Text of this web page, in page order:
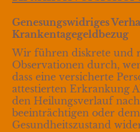
Genesungswidriges
Krankentagegeldbezug
Wir führen diskrete und
Observationen durch,
dass eine versicherte
attestierten Erkrankung
den Heilungsverlauf
beeinträchtigen oder
Gesundheitszustand